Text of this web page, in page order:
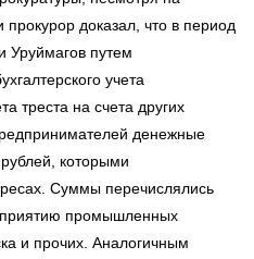
доказал, что в период
Уруймагов путем
учета
треста на счета других
денежные
которыми
Суммы перечислялись
промышленных
и прочих. Аналогичным